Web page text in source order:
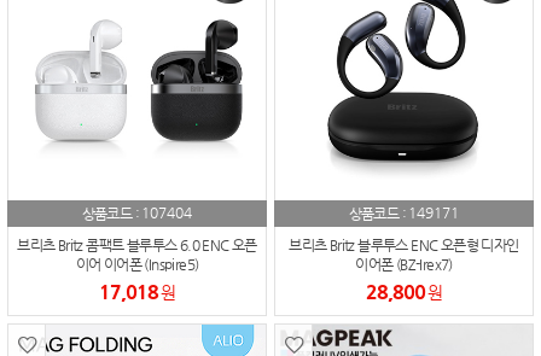
상품코드 : 107404
브리츠 Britz 콤팩트 블루투스 6.0 ENC 오픈
이어 이어폰 (Inspire5)
17,018원
상품코드 : 149171
브리츠 Britz 블루투스 ENC 오픈형 디자인
이어폰 (BZ-Irex7)
28,800원